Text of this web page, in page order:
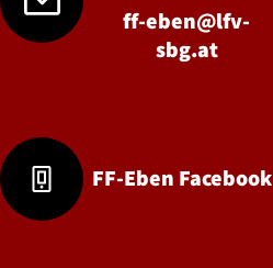
ff-eben@lfv-
sbg.at
FF-Eben Facebook